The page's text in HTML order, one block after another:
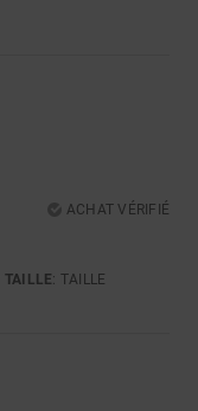
ACHAT VÉRIFIÉ
TAILLE: TAILLE